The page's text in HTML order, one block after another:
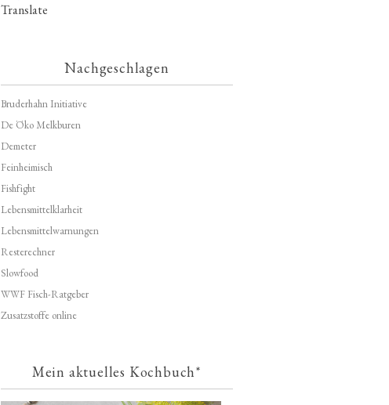
Translate
Nachgeschlagen
Bruderhahn Initiative
De Öko Melkburen
Demeter
Feinheimisch
Fishfight
Lebensmittelklarheit
Lebensmittelwarnungen
Resterechner
Slowfood
WWF Fisch-Ratgeber
Zusatzstoffe online
Mein aktuelles Kochbuch*